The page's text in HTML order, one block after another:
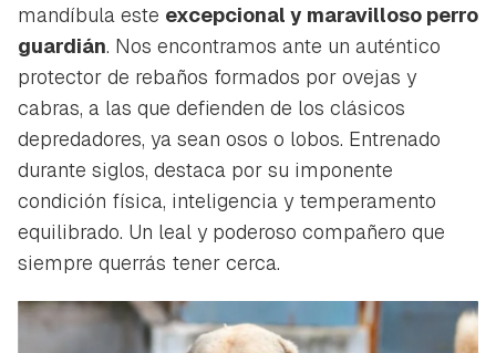
mandíbula este excepcional y maravilloso perro
guardián. Nos encontramos ante un auténtico
protector de rebaños formados por ovejas y
cabras, a las que defienden de los clásicos
depredadores, ya sean osos o lobos. Entrenado
durante siglos, destaca por su imponente
condición física, inteligencia y temperamento
equilibrado. Un leal y poderoso compañero que
siempre querrás tener cerca.